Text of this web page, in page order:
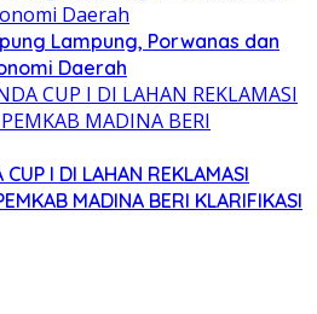
Lampung, Porwanas dan
Daerah
I DI LAHAN REKLAMASI
MADINA BERI KLARIFIKASI